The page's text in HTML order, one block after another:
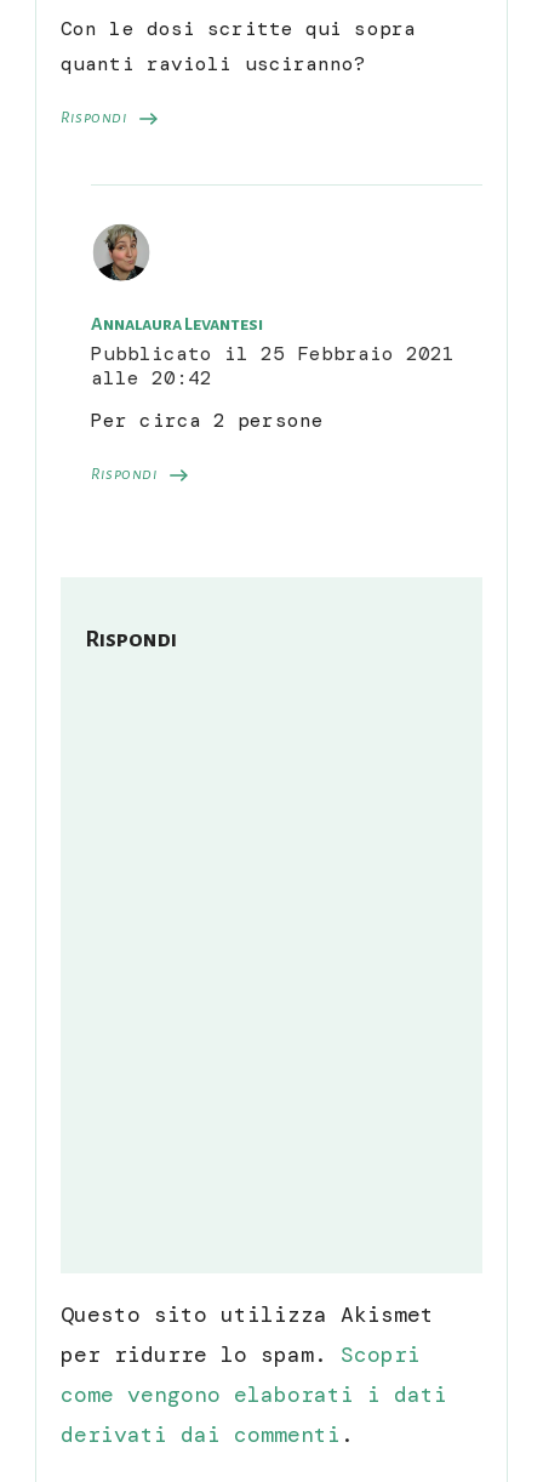
Rispondi
Con le dosi scritte qui sopra
quanti ravioli usciranno?
Annalaura Levantesi
Pubblicato il 25 Febbraio 2021
alle 20:42
Rispondi
Per circa 2 persone
Rispondi
Questo sito utilizza Akismet
per ridurre lo spam. Scopri
come vengono elaborati i dati
derivati dai commenti .